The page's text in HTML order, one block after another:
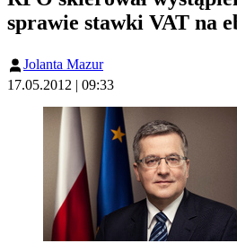
sprawie stawki VAT na
Jolanta Mazur
17.05.2012 | 09:33